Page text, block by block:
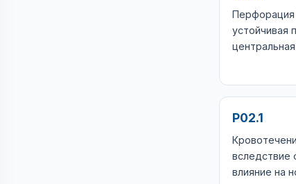
Перфорация
устойчивая
центральная
P02.1
вследствие
влияние на